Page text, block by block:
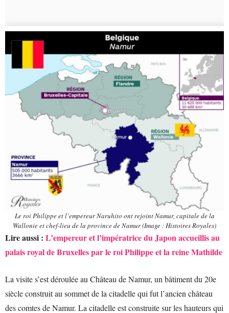
Le roi Philippe et l’empereur Naruhito ont rejoint Namur, capitale de la
Wallonie et chef-lieu de la province de Namur (Image : Histoires Royales)
Lire aussi : L’empereur et l’impératrice du Japon accueillis au
palais royal de Bruxelles par le roi Philippe et la reine Mathilde
La visite s’est déroulée au Château de Namur, un bâtiment du 20e
siècle construit au sommet de la citadelle qui fut l’ancien château
des comtes de Namur. La citadelle est construite sur les hauteurs qui